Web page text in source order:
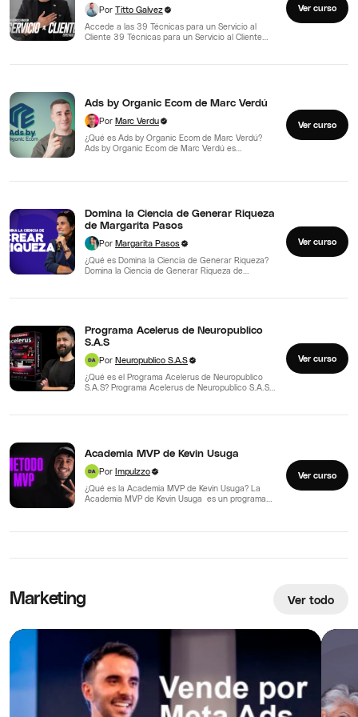
Por Titto Galvez
Accede a las 39 Técnicas para un Servicio al
Cliente 39 Técnicas para un Servicio al Cliente…
Ver curso
Ads by Organic Ecom de Marc Verdú
Por Marc Verdu
¿Qué es Ads by Organic Ecom de Marc Verdú?
Ads by Organic Ecom de Marc Verdú es…
Ver curso
Domina la Ciencia de Generar Riqueza
de Margarita Pasos
Por Margarita Pasos
¿Qué es Domina la Ciencia de Generar Riqueza?
Domina la Ciencia de Generar Riqueza de
Ver curso
Programa Acelerus de Neuropublico
S.A.S
Por Neuropublico S.A.S
¿Qué es el Programa Acelerus de Neuropublico
S.A.S? Programa Acelerus de Neuropublico S.A.S
Ver curso
Academia MVP de Kevin Usuga
Por Impulzzo
¿Qué es la Academia MVP de Kevin Usuga? La
Academia MVP de Kevin Usuga es un programa…
Ver curso
Marketing Ver todo